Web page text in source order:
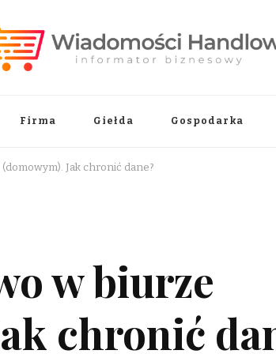
Firma Giełda Gospodarka
Jak chronić dane?
w biurze
chronić